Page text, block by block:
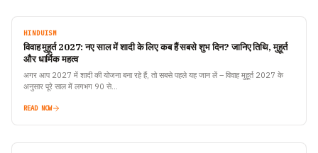
HINDUISM
विवाह मुहूर्त 2027: नए साल में शादी के लिए कब हैं सबसे शुभ दिन? जानिए तिथि, मुहूर्त
और धार्मिक महत्व
अगर आप 2027 में शादी की योजना बना रहे हैं, तो सबसे पहले यह जान लें – विवाह मुहूर्त 2027 के
अनुसार पूरे साल में लगभग 90 से…
READ NOW